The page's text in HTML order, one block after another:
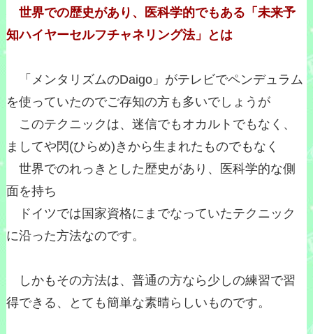
世界での歴史があり、医科学的でもある「未来予
知ハイヤーセルフチャネリング法」とは
「メンタリズムのDaigo」がテレビでペンデュラム
を使っていたのでご存知の方も多いでしょうが
このテクニックは、迷信でもオカルトでもなく、
ましてや閃(ひらめ)きから生まれたものでもなく
世界でのれっきとした歴史があり、医科学的な側
面を持ち
ドイツでは国家資格にまでなっていたテクニック
に沿った方法なのです。
しかもその方法は、普通の方なら少しの練習で習
得できる、とても簡単な素晴らしいものです。